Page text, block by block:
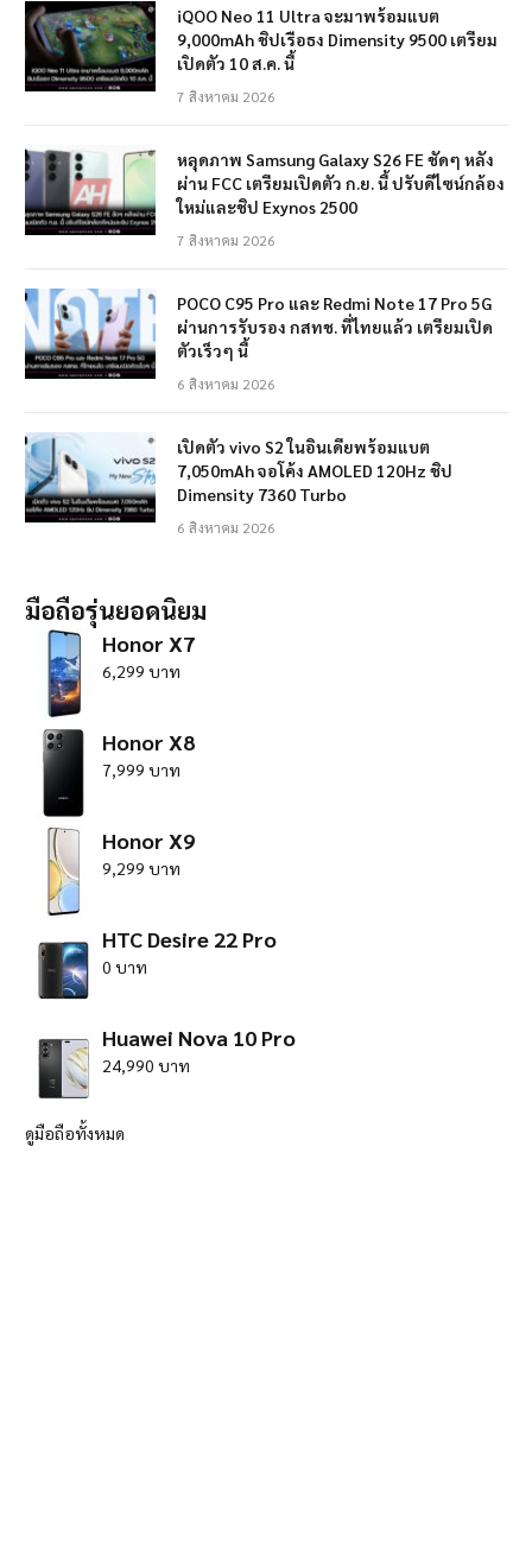
iQOO Neo 11 Ultra จะมาพร้อมแบต
9,000mAh ชิปเรือธง Dimensity 9500 เตรียม
เปิดตัว 10 ส.ค. นี้
7 สิงหาคม 2026
หลุดภาพ Samsung Galaxy S26 FE ชัดๆ หลัง
ผ่าน FCC เตรียมเปิดตัว ก.ย. นี้ ปรับดีไซน์กล้อง
ใหม่และชิป Exynos 2500
7 สิงหาคม 2026
POCO C95 Pro และ Redmi Note 17 Pro 5G
ผ่านการรับรอง กสทช. ที่ไทยแล้ว เตรียมเปิด
ตัวเร็วๆ นี้
6 สิงหาคม 2026
เปิดตัว vivo S2 ในอินเดียพร้อมแบต
7,050mAh จอโค้ง AMOLED 120Hz ชิป
Dimensity 7360 Turbo
6 สิงหาคม 2026
มือถือรุ่นยอดนิยม
Honor X7
6,299 บาท
Honor X8
7,999 บาท
Honor X9
9,299 บาท
HTC Desire 22 Pro
0 บาท
Huawei Nova 10 Pro
24,990 บาท
ดูมือถือทั้งหมด